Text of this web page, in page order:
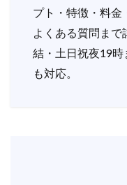
プト・特徴・料金
よくある質問まで
結・土日祝夜19時
も対応。